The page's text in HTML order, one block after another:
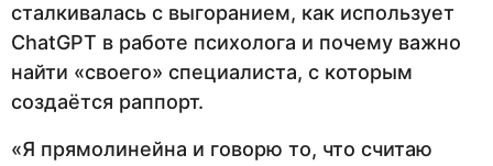
сталкивалась с выгоранием, как использует
ChatGPT в работе психолога и почему важно
найти «своего» специалиста, с которым
создаётся раппорт.
«Я прямолинейна и говорю то, что считаю